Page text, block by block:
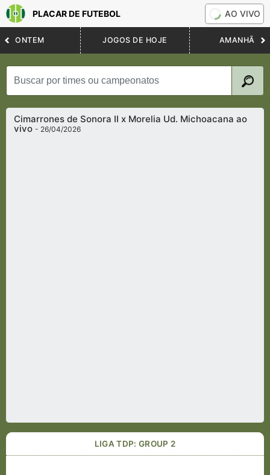
PLACAR DE FUTEBOL AO VIVO
ONTEM JOGOS DE HOJE AMANHÃ
Cimarrones de Sonora II x Morelia Ud. Michoacana ao
vivo- 26/04/2026
LIGA TDP: GROUP 2